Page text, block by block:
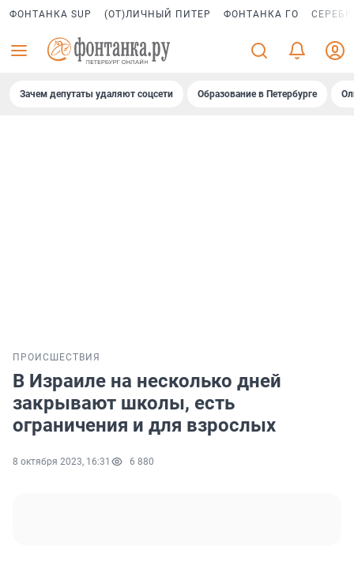
ФОНТАНКА SUP (ОТ)ЛИЧНЫЙ ПИТЕР ФОНТАНКА ГО
Зачем депутаты удаляют соцсети Образование в Петербурге
ПРОИСШЕСТВИЯ
В Израиле на несколько дней
закрывают школы, есть
ограничения и для взрослых
8 октября 2023, 16:31 6 880